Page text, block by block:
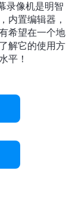
录像机是明智
内置编辑器，
希望在一个地
解它的使用方
平！